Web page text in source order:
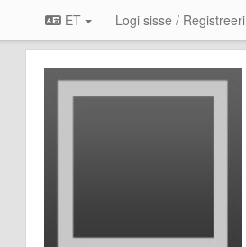
ET Logi sisse / Registreeri